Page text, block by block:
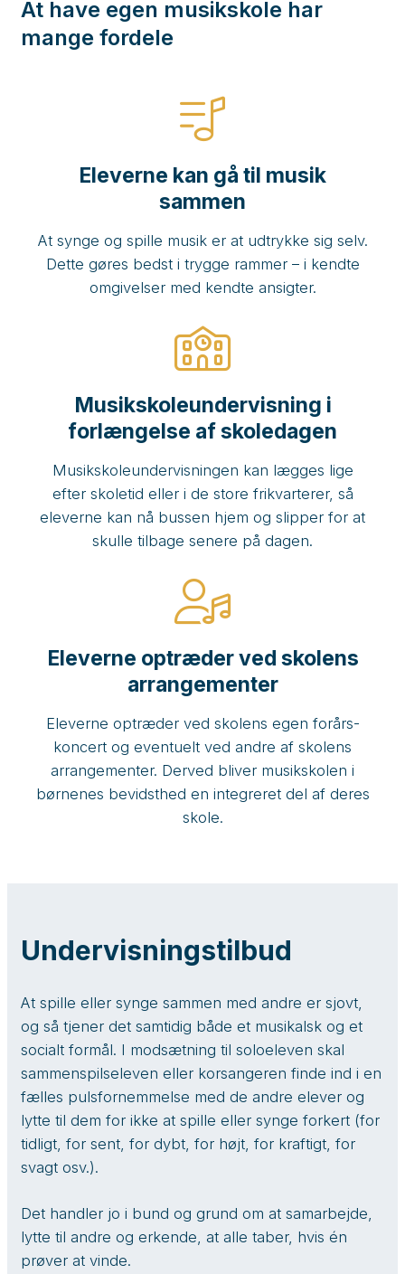
At have egen musikskole har
mange fordele
Eleverne kan gå til musik
sammen
At synge og spille musik er at udtrykke sig selv.
Dette gøres bedst i trygge rammer – i kendte
omgivelser med kendte ansigter.
Musikskoleundervisning i
forlængelse af skoledagen
Musikskoleundervisningen kan lægges lige
efter skoletid eller i de store frikvarterer, så
eleverne kan nå bussen hjem og slipper for at
skulle tilbage senere på dagen.
Eleverne optræder ved skolens
arrangementer
Eleverne optræder ved skolens egen forårs-
koncert og eventuelt ved andre af skolens
arrangementer. Derved bliver musikskolen i
børnenes bevidsthed en integreret del af deres
skole.
Undervisningstilbud
At spille eller synge sammen med andre er sjovt,
og så tjener det samtidig både et musikalsk og et
socialt formål. I modsætning til soloeleven skal
sammenspilseleven eller korsangeren finde ind i en
fælles pulsfornemmelse med de andre elever og
lytte til dem for ikke at spille eller synge forkert (for
tidligt, for sent, for dybt, for højt, for kraftigt, for
svagt osv.).
Det handler jo i bund og grund om at samarbejde,
lytte til andre og erkende, at alle taber, hvis én
prøver at vinde.